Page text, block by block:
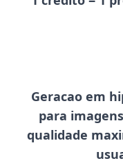
Geracao em
para
qualidade